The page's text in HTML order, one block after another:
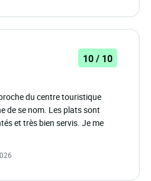
10 / 10
du centre touristique
de se nom. Les plats sont
et très bien servis. Je me